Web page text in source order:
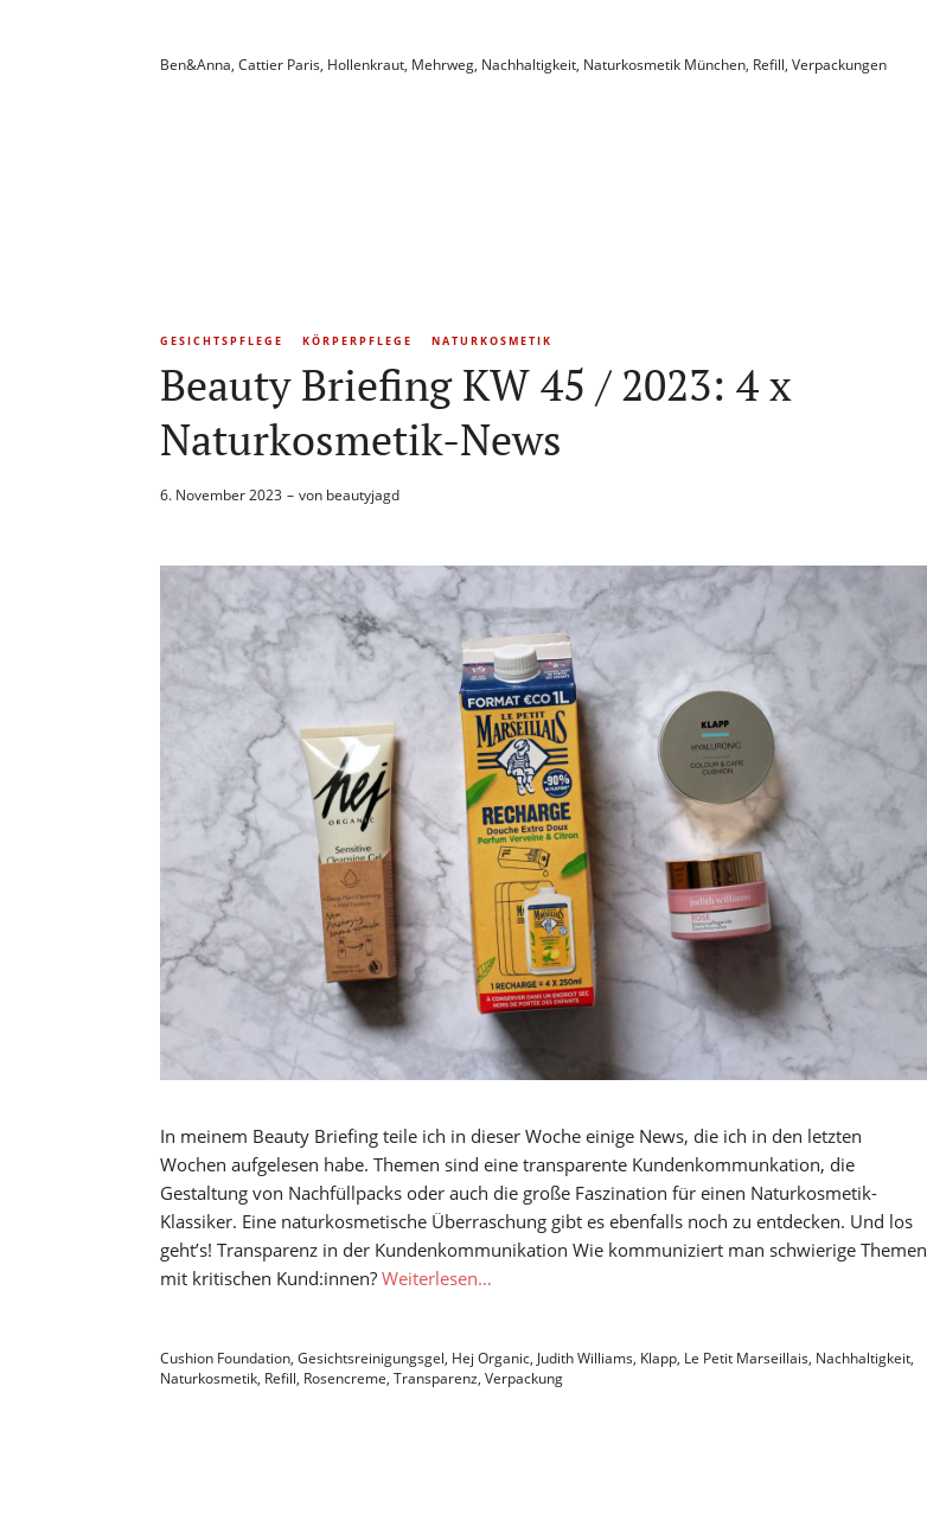
Ben&Anna, Cattier Paris, Hollenkraut, Mehrweg, Nachhaltigkeit, Naturkosmetik München, Refill, Verpackungen
GESICHTSPFLEGE KÖRPERPFLEGE NATURKOSMETIK
Beauty Briefing KW 45 / 2023: 4 x
Naturkosmetik-News
6. November 2023 von beautyjagd
In meinem Beauty Briefing teile ich in dieser Woche einige News, die ich in den letzten
Wochen aufgelesen habe. Themen sind eine transparente Kundenkommunkation, die
Gestaltung von Nachfüllpacks oder auch die große Faszination für einen Naturkosmetik-
Klassiker. Eine naturkosmetische Überraschung gibt es ebenfalls noch zu entdecken. Und los
geht’s! Transparenz in der Kundenkommunikation Wie kommuniziert man schwierige Themen
mit kritischen Kund:innen? Weiterlesen…
Cushion Foundation, Gesichtsreinigungsgel, Hej Organic, Judith Williams, Klapp, Le Petit Marseillais, Nachhaltigkeit,
Naturkosmetik, Refill, Rosencreme, Transparenz, Verpackung